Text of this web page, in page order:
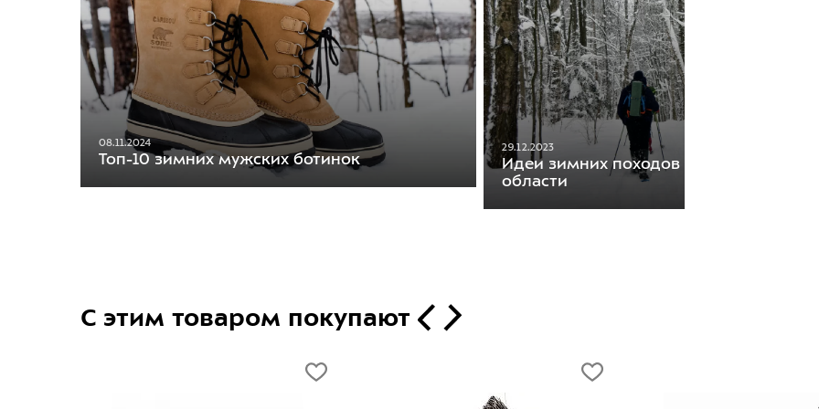
08.11.2024
Топ-10 зимних мужских ботинок
29.12.2023
Идеи зимних походов в Ленинградской
области
С этим товаром покупают